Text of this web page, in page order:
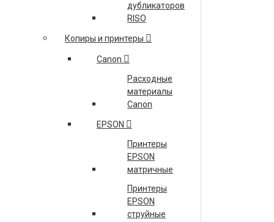
дубликаторов
RISO
Копиры и принтеры
Canon
Расходные
материалы
Canon
EPSON
Принтеры
EPSON
матричные
Принтеры
EPSON
струйные